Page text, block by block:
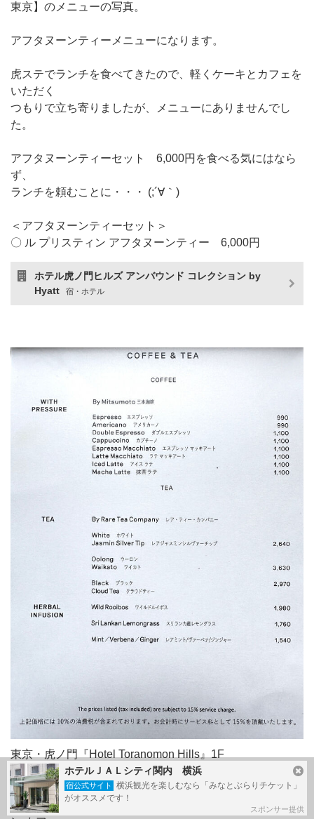
東京】のメニューの写真。
アフタヌーンティーメニューになります。
虎ステでランチを食べてきたので、軽くケーキとカフェを
いただく
つもりで立ち寄りましたが、メニューにありませんでし
た。
アフタヌーンティーセット 6,000円を食べる気にはなら
ず、
ランチを頼むことに・・・ (;´∀｀)
＜アフタヌーンティーセット＞
〇 ル プリスティン アフタヌーンティー 6,000円
ホテル虎ノ門ヒルズ アンバウンド コレクション by
Hyatt
宿・ホテル
東京・虎ノ門『Hotel Toranomon Hills』1F
【LE PRISTINE TOKYO】
『ホテル虎ノ門ヒルズ』のカフェ＆バー【ル・プリスティ
ホテルＪＡＬシティ関内 横浜
宿公式サイト
横浜観光を楽しむなら「みなとぶらりチケット」
がオススメです！
スポンサー提供